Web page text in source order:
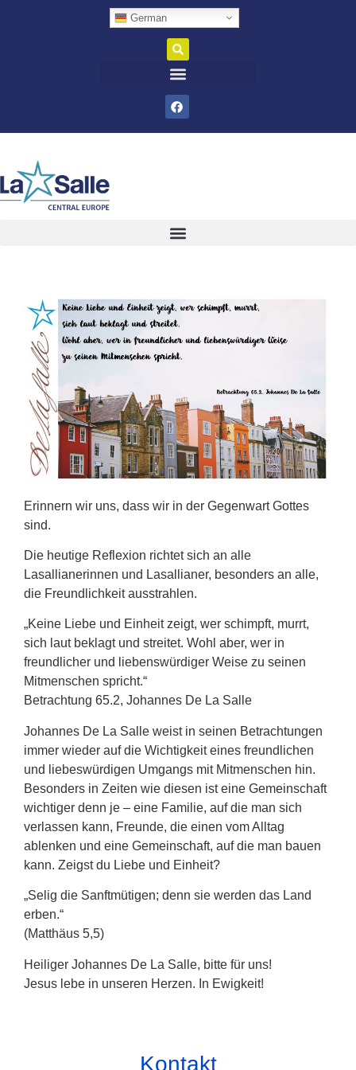
German
Erinnern wir uns, dass wir in der Gegenwart Gottes
sind.
Die heutige Reflexion richtet sich an alle
Lasallianerinnen und Lasallianer, besonders an alle,
die Freundlichkeit ausstrahlen.
„Keine Liebe und Einheit zeigt, wer schimpft, murrt,
sich laut beklagt und streitet. Wohl aber, wer in
freundlicher und liebenswürdiger Weise zu seinen
Mitmenschen spricht.“
Betrachtung 65.2, Johannes De La Salle
Johannes De La Salle weist in seinen Betrachtungen
immer wieder auf die Wichtigkeit eines freundlichen
und liebeswürdigen Umgangs mit Mitmenschen hin.
Besonders in Zeiten wie diesen ist eine Gemeinschaft
wichtiger denn je – eine Familie, auf die man sich
verlassen kann, Freunde, die einen vom Alltag
ablenken und eine Gemeinschaft, auf die man bauen
kann. Zeigst du Liebe und Einheit?
„Selig die Sanftmütigen; denn sie werden das Land
erben.“
(Matthäus 5,5)
Heiliger Johannes De La Salle, bitte für uns!
Jesus lebe in unseren Herzen. In Ewigkeit!
Kontakt